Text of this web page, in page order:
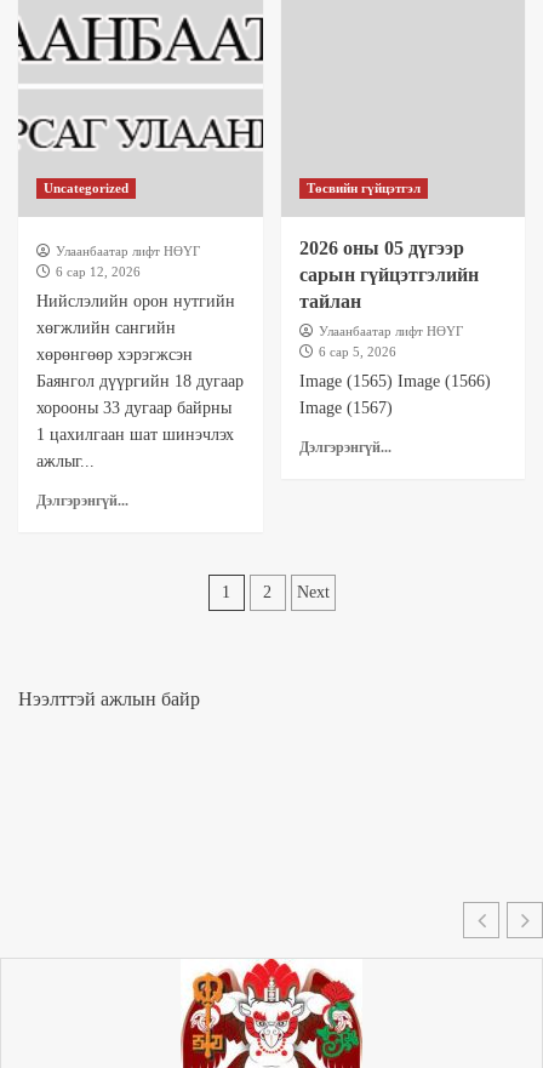
Uncategorized
Улаанбаатар лифт НӨҮГ
6 сар 12, 2026
Нийслэлийн орон нутгийн
хөгжлийн сангийн
хөрөнгөөр хэрэгжсэн
Баянгол дүүргийн 18 дугаар
хорооны 33 дугаар байрны
1 цахилгаан шат шинэчлэх
ажлыг...
Дэлгэрэнгүй...
Төсвийн гүйцэтгэл
2026 оны 05 дүгээр
сарын гүйцэтгэлийн
тайлан
Улаанбаатар лифт НӨҮГ
6 сар 5, 2026
Image (1565) Image (1566)
Image (1567)
Дэлгэрэнгүй...
Posts
1 2 Next
Нээлттэй ажлын байр